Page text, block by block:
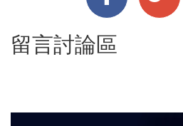
留言討論區